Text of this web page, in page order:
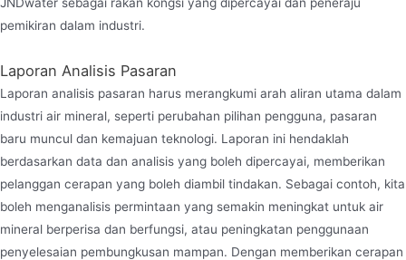
pemikiran dalam industri.
Laporan Analisis Pasaran
Laporan analisis pasaran harus merangkumi arah aliran utama dalam
industri air mineral, seperti perubahan pilihan pengguna, pasaran
baru muncul dan kemajuan teknologi. Laporan ini hendaklah
berdasarkan data dan analisis yang boleh dipercayai, memberikan
pelanggan cerapan yang boleh diambil tindakan. Sebagai contoh, kita
boleh menganalisis permintaan yang semakin meningkat untuk air
mineral berperisa dan berfungsi, atau peningkatan penggunaan
penyelesaian pembungkusan mampan. Dengan memberikan cerapan